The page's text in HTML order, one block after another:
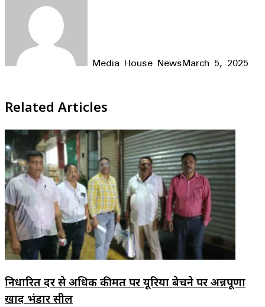
Media House NewsMarch 5, 2025
Related Articles
निर्धारित दर से अधिक कीमत पर यूरिया बेचने पर अन्नपूर्णा
खाद भंडार सील